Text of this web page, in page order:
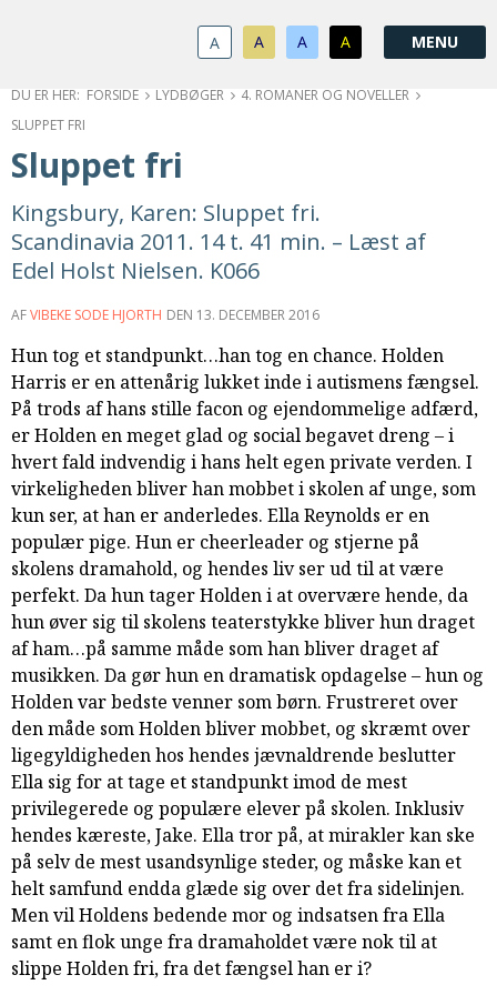
og
gå
indhold
forsiden
guide
for
1.2:
Bestyrelse
1.5:
Privatlivspolitik
2.0:
Nyheder
3.0:
Kalender
4.0:
Kristeligt
Lydbibliotek
til
udlån
6.0:
Bibelen
7.0:
Arrangementer
7.1:
Sommerstævne
7.2:
Nordisk
samarbejde
8.0:
Støt
KABB!
9.0:
Links
Næste
indlæg:
Af
en
juleengels
dagbogForrige
indlæg:
Broen
A A A A
FORSIDE LYDBØGER
4. ROMANER OG NOVELLER
SLUPPET FRI
Sluppet fri
Kingsbury, Karen: Sluppet fri.
Scandinavia 2011. 14 t. 41 min. – Læst af
Edel Holst Nielsen. K066
AFVIBEKE SODE HJORTH DEN 13. DECEMBER 2016
Hun tog et standpunkt…han tog en chance. Holden
Harris er en attenårig lukket inde i autismens fængsel.
På trods af hans stille facon og ejendommelige adfærd,
er Holden en meget glad og social begavet dreng – i
hvert fald indvendig i hans helt egen private verden. I
virkeligheden bliver han mobbet i skolen af unge, som
kun ser, at han er anderledes. Ella Reynolds er en
populær pige. Hun er cheerleader og stjerne på
skolens dramahold, og hendes liv ser ud til at være
perfekt. Da hun tager Holden i at overvære hende, da
hun øver sig til skolens teaterstykke bliver hun draget
af ham…på samme måde som han bliver draget af
musikken. Da gør hun en dramatisk opdagelse – hun og
Holden var bedste venner som børn. Frustreret over
den måde som Holden bliver mobbet, og skræmt over
ligegyldigheden hos hendes jævnaldrende beslutter
Ella sig for at tage et standpunkt imod de mest
privilegerede og populære elever på skolen. Inklusiv
hendes kæreste, Jake. Ella tror på, at mirakler kan ske
på selv de mest usandsynlige steder, og måske kan et
helt samfund endda glæde sig over det fra sidelinjen.
Men vil Holdens bedende mor og indsatsen fra Ella
samt en flok unge fra dramaholdet være nok til at
slippe Holden fri, fra det fængsel han er i?